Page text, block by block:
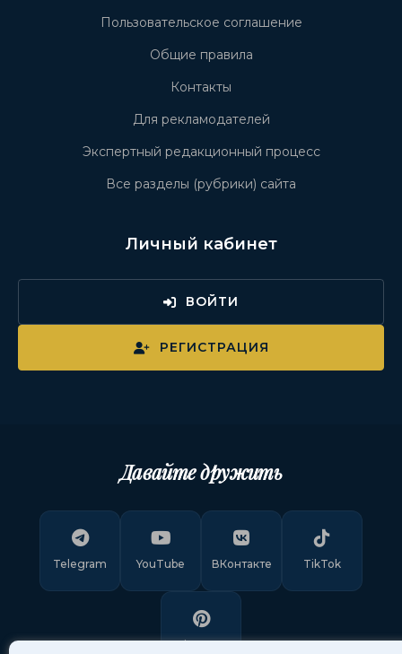
Пользовательское соглашение
Общие правила
Контакты
Для рекламодателей
Экспертный редакционный процесс
Все разделы (рубрики) сайта
Личный кабинет
ВОЙТИ
РЕГИСТРАЦИЯ
Давайте дружить
Telegram YouTube ВКонтакте TikTok
Pinterest